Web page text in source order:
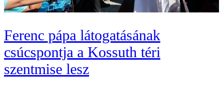
Ferenc pápa látogatásának
csúcspontja a Kossuth téri
szentmise lesz